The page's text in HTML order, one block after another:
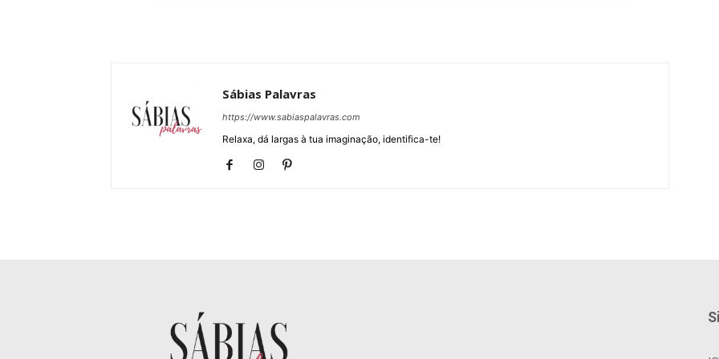
Sábias Palavras
https://www.sabiaspalavras.com
Relaxa, dá largas à tua imaginação, identifica-te!